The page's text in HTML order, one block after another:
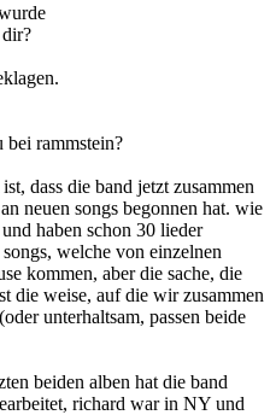
bei rammstein?
dass die band jetzt zusammen
neuen songs begonnen hat. wie
haben schon 30 lieder
welche von einzelnen
kommen, aber die sache, die
die weise, auf die wir zusammen
unterhaltsam, passen beide
beiden alben hat die band
richard war in NY und